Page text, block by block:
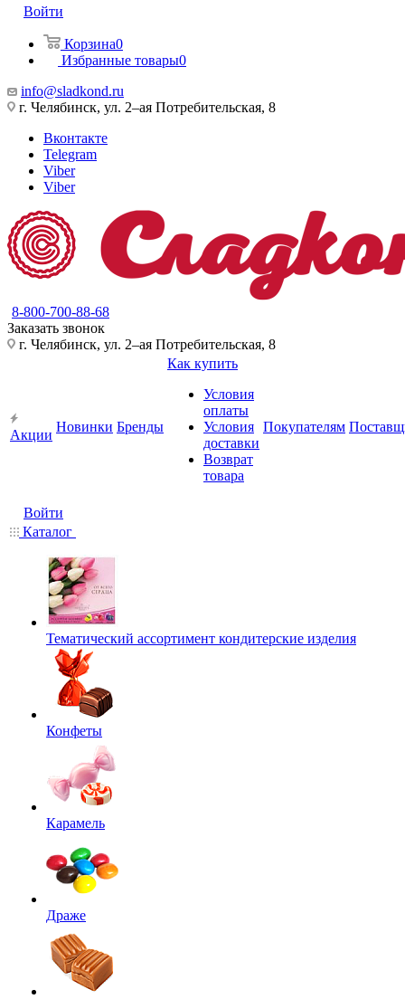
Войти
Корзина0
Избранные товары0
info@sladkond.ru
г. Челябинск, ул. 2–ая Потребительская, 8
Вконтакте
Telegram
Viber
Viber
8-800-700-88-68
Заказать звонок
г. Челябинск, ул. 2–ая Потребительская, 8
Акции
Новинки Бренды
Как купить
Условия
оплаты
Условия
доставки
Возврат
товара
Покупателям
Войти
Каталог
Тематический ассортимент кондитерские изделия
Конфеты
Карамель
Драже